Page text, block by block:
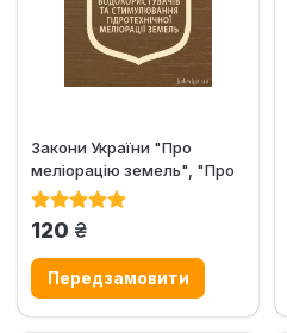
Закони України "Про
меліорацію земель", "Про
організації...
120 грн.